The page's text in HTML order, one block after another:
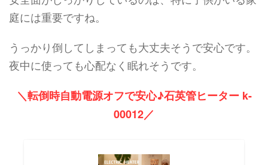
庭には重要ですね。
うっかり倒してしまっても大丈夫そうで安心です。
夜中に使っても心配なく眠れそうです。
＼転倒時自動電源オフで安心♪石英管ヒーター k-
00012／